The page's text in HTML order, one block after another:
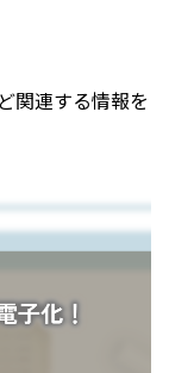
関連する情報を